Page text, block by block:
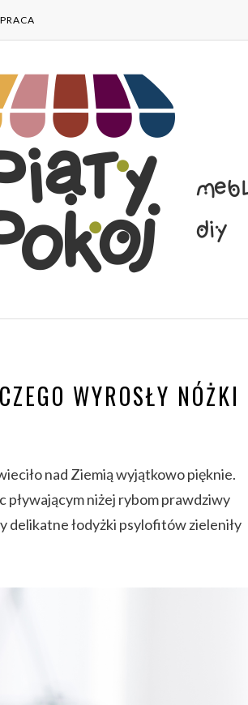
WYROSŁY NÓŻKI
nad Ziemią wyjątkowo pięknie.
niżej rybom prawdziwy
delikatne łodyżki psylofitów zieleniły